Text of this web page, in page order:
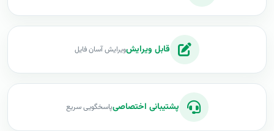
قابل ویرایشویرایش آسان فایل
پشتیبانی اختصاصیپاسخگویی سریع